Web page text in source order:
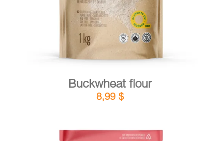
Buckwheat flour
8,99 $